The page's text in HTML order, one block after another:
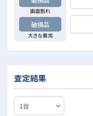
画面割れ
破損品
大きな異常
査定結果